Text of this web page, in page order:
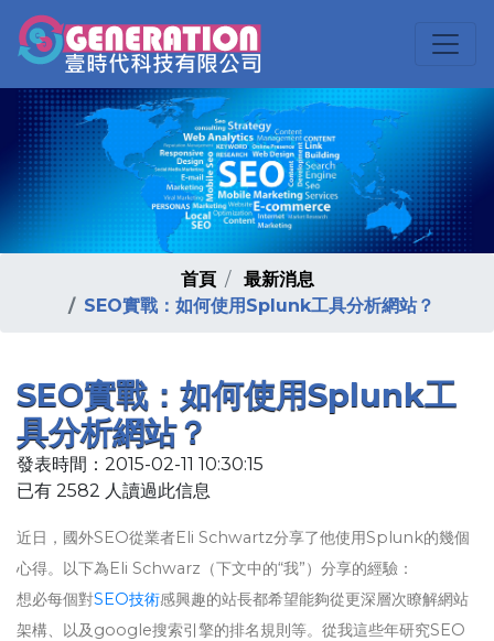
首頁
最新消息
SEO實戰：如何使用Splunk工具分析網站？
SEO實戰：如何使用Splunk工
具分析網站？
發表時間：2015-02-11 10:30:15
已有 2582 人讀過此信息
近日，國外SEO從業者Eli Schwartz分享了他使用Splunk的幾個
心得。以下為Eli Schwarz（下文中的“我”）分享的經驗：
想必每個對SEO技術感興趣的站長都希望能夠從更深層次瞭解網站
架構、以及google搜索引擎的排名規則等。從我這些年研究SEO